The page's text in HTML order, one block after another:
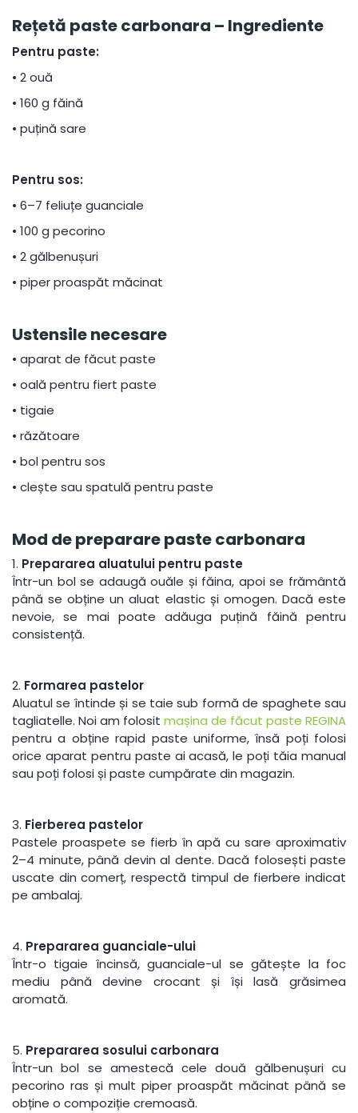
Rețetă paste carbonara – Ingrediente
Pentru paste:
• 2 ouă
• 160 g făină
• puțină sare
Pentru sos:
• 6–7 feliuțe guanciale
• 100 g pecorino
• 2 gălbenușuri
• piper proaspăt măcinat
Ustensile necesare
• aparat de făcut paste
• oală pentru fiert paste
• tigaie
• răzătoare
• bol pentru sos
• clește sau spatulă pentru paste
Mod de preparare paste carbonara
1. Prepararea aluatului pentru paste
Într-un bol se adaugă ouăle și făina, apoi se frământă
până se obține un aluat elastic și omogen. Dacă este
nevoie, se mai poate adăuga puțină făină pentru
consistență.
2. Formarea pastelor
Aluatul se întinde și se taie sub formă de spaghete sau
tagliatelle. Noi am folosit mașina de făcut paste REGINA
pentru a obține rapid paste uniforme, însă poți folosi
orice aparat pentru paste ai acasă, le poți tăia manual
sau poți folosi și paste cumpărate din magazin.
3. Fierberea pastelor
Pastele proaspete se fierb în apă cu sare aproximativ
2–4 minute, până devin al dente. Dacă folosești paste
uscate din comerț, respectă timpul de fierbere indicat
pe ambalaj.
4. Prepararea guanciale-ului
Într-o tigaie încinsă, guanciale-ul se gătește la foc
mediu până devine crocant și își lasă grăsimea
aromată.
5. Prepararea sosului carbonara
Într-un bol se amestecă cele două gălbenușuri cu
pecorino ras și mult piper proaspăt măcinat până se
obține o compoziție cremoasă.